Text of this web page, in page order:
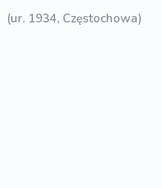
(ur. 1934, Częstochowa)